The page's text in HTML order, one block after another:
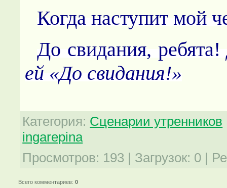
Когда наступит мой
До свидания, ребята!
ей «До свидания!»
Категория: Сценарии утренников
ingarepina
Просмотров: 193 | Загрузок: 0 |
Всего комментариев:0